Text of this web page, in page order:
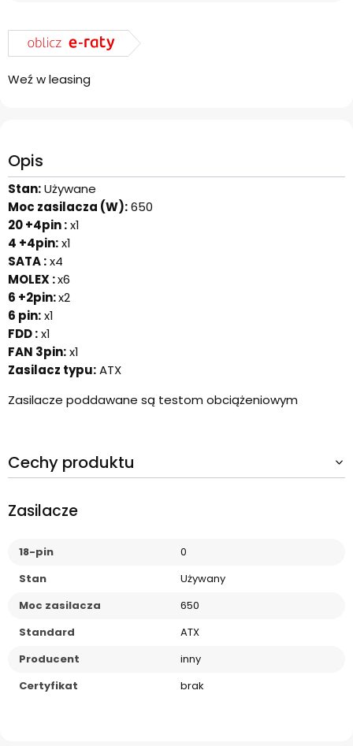
Weź w leasing
Opis
Stan:Używane
Moc zasilacza (W):650
20 +4pin :x1
4 +4pin:x1
SATA :x4
MOLEX :x6
6 +2pin:x2
6 pin:x1
FDD :x1
FAN 3pin:x1
Zasilacz typu:ATX
Zasilacze poddawane są testom obciążeniowym
Cechy produktu
Zasilacze
18-pin
0
Stan
Używany
Moc zasilacza
650
Standard
ATX
Producent
inny
Certyfikat
brak